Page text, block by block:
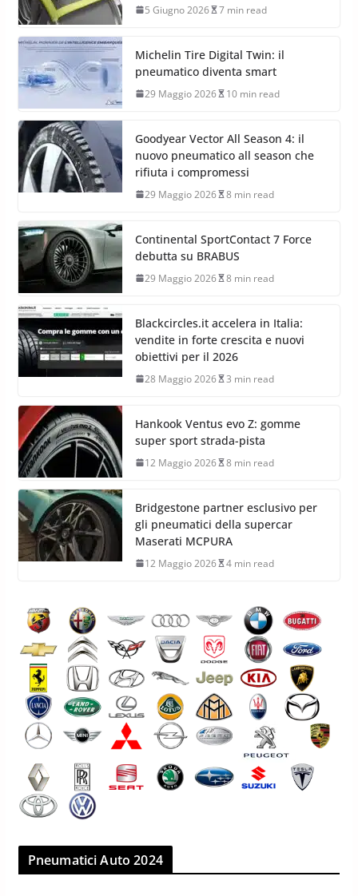
5 Giugno 2026 7 min read
Michelin Tire Digital Twin: il
pneumatico diventa smart
29 Maggio 2026 10 min read
Goodyear Vector All Season 4: il
nuovo pneumatico all season che
rifiuta i compromessi
29 Maggio 2026 8 min read
Continental SportContact 7 Force
debutta su BRABUS
29 Maggio 2026 8 min read
Blackcircles.it accelera in Italia:
vendite in forte crescita e nuovi
obiettivi per il 2026
28 Maggio 2026 3 min read
Hankook Ventus evo Z: gomme
super sport strada-pista
12 Maggio 2026 8 min read
Bridgestone partner esclusivo per
gli pneumatici della supercar
Maserati MCPURA
12 Maggio 2026 4 min read
Pneumatici Auto 2024